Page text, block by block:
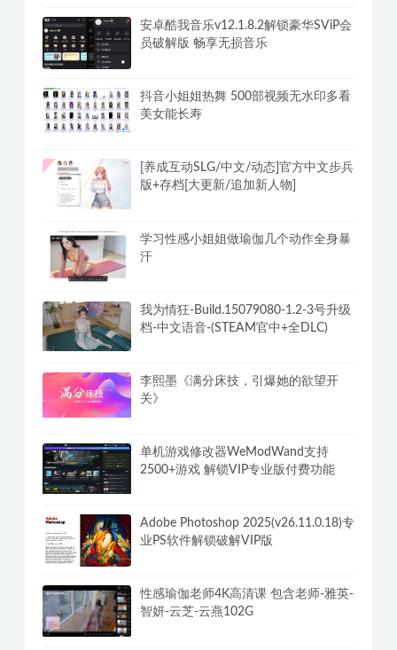
安卓酷我音乐v12.1.8.2解锁豪华SViP会
员破解版 畅享无损音乐
抖音小姐姐热舞 500部视频无水印多看
美女能长寿
[养成互动SLG/中文/动态]官方中文步兵
版+存档[大更新/追加新人物]
学习性感小姐姐做瑜伽几个动作全身暴
汗
我为情狂-Build.15079080-1.2-3号升级
档-中文语音-(STEAM官中+全DLC)
李熙墨《满分床技，引爆她的欲望开
关》
单机游戏修改器WeModWand支持
2500+游戏 解锁VIP专业版付费功能
Adobe Photoshop 2025(v26.11.0.18)专
业PS软件解锁破解VIP版
性感瑜伽老师4K高清课 包含老师-雅英-
智妍-云芝-云燕102G